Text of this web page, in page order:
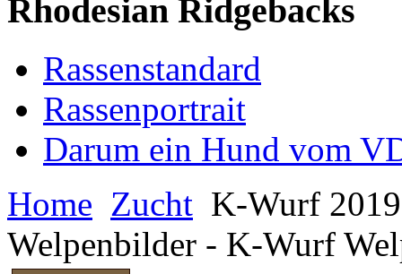
Rhodesian Ridgebacks
Rassenstandard
Rassenportrait
Darum ein Hund vom
Home Zucht K-Wurf
Welpenbilder - K-Wurf